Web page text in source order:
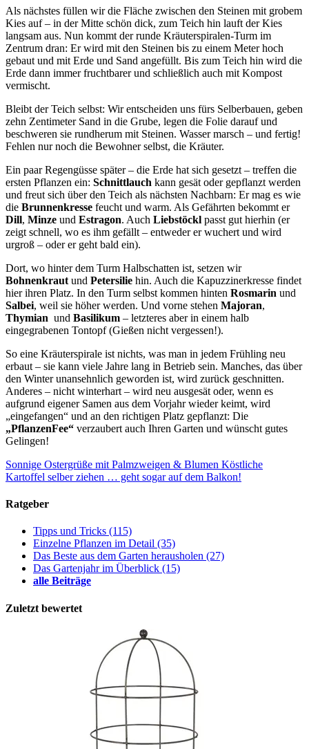
Als nächstes füllen wir die Fläche zwischen den Steinen mit grobem
Kies auf – in der Mitte schön dick, zum Teich hin lauft der Kies
langsam aus. Nun kommt der runde Kräuterspiralen-Turm im
Zentrum dran: Er wird mit den Steinen bis zu einem Meter hoch
gebaut und mit Erde und Sand angefüllt. Bis zum Teich hin wird die
Erde dann immer fruchtbarer und schließlich auch mit Kompost
vermischt.
Bleibt der Teich selbst: Wir entscheiden uns fürs Selberbauen, geben
zehn Zentimeter Sand in die Grube, legen die Folie darauf und
beschweren sie rundherum mit Steinen. Wasser marsch – und fertig!
Fehlen nur noch die Bewohner selbst, die Kräuter.
Ein paar Regengüsse später – die Erde hat sich gesetzt – treffen die
ersten Pflanzen ein: Schnittlauch kann gesät oder gepflanzt werden
und freut sich über den Teich als nächsten Nachbarn: Er mag es wie
die Brunnenkresse feucht und warm. Als Gefährten bekommt er
Dill, Minze und Estragon. Auch Liebstöckl passt gut hierhin (er
zeigt schnell, wo es ihm gefällt – entweder er wuchert und wird
urgroß – oder er geht bald ein).
Dort, wo hinter dem Turm Halbschatten ist, setzen wir
Bohnenkraut und Petersilie hin. Auch die Kapuzzinerkresse findet
hier ihren Platz. In den Turm selbst kommen hinten Rosmarin und
Salbei, weil sie höher werden. Und vorne stehen Majoran,
Thymian und Basilikum – letzteres aber in einem halb
eingegrabenen Tontopf (Gießen nicht vergessen!).
So eine Kräuterspirale ist nichts, was man in jedem Frühling neu
erbaut – sie kann viele Jahre lang in Betrieb sein. Manches, das über
den Winter unansehnlich geworden ist, wird zurück geschnitten.
Anderes – nicht winterhart – wird neu ausgesät oder, wenn es
aufgrund eigener Samen aus dem Vorjahr wieder keimt, wird
„eingefangen“ und an den richtigen Platz gepflanzt: Die
„PflanzenFee“ verzaubert auch Ihren Garten und wünscht gutes
Gelingen!
Sonnige Ostergrüße mit Palmzweigen & Blumen Köstliche
Kartoffel selber ziehen … geht sogar auf dem Balkon!
Ratgeber
Tipps und Tricks (115)
Einzelne Pflanzen im Detail (35)
Das Beste aus dem Garten herausholen (27)
Das Gartenjahr im Überblick (15)
alle Beiträge
Zuletzt bewertet